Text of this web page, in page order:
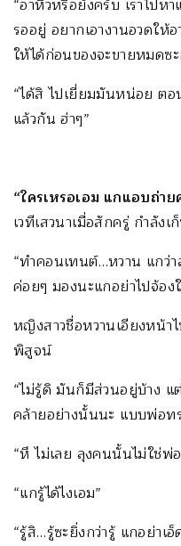
“อาหิวหรือยังครับ เราไป
รออยู่ อยากเอางานอวดให้
ให้ได้ก่อนของจะขายหมดซ
“ได้สิ ไปเยี่ยมมันหน่อย ตอ
แล้วกัน ฮ่าๆ”
“ใครเหรอเอม แกแอบถ่าย
เวทีเสวนาเมื่อสักครู่ กำลังเ
“ทำคอนเทนต์…หวาน แกว่
ค่อยๆ มองนะแกอย่าไปจ้อง
หญิงสาวชื่อหวานเอียงหน้า
พิสูจน์
“ไม่รู้ดิ มันก็มีส่วนอยู่บ้าง แ
คล้ายอย่างนั้นนะ แบบพ่อท
“หึ ไม่เลย ลุงคนนั้นไม่ใช่พ่
“แกรู้ได้ไงเอม”
“รู้สิ…รู้ซะยิ่งกว่ารู้ แกอย่า